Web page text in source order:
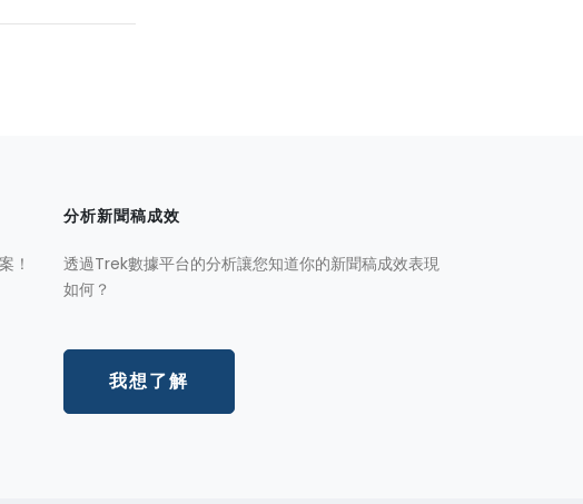
！
分析新聞稿成效
透過Trek數據平台的分析讓您知道你的新聞稿成效表現
如何？
我想了解